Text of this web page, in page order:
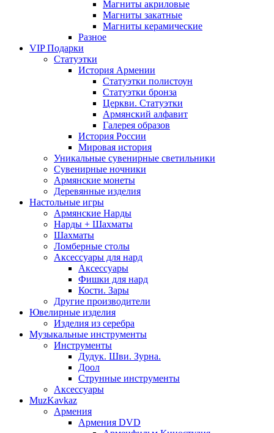
Магниты акриловые
Магниты закатные
Магниты керамические
Разное
VIP Подарки
Статуэтки
История Армении
Статуэтки полистоун
Статуэтки бронза
Церкви. Статуэтки
Армянский алфавит
Галерея образов
История России
Мировая история
Уникальные сувенирные светильники
Сувенирные ночники
Армянские монеты
Деревянные изделия
Настольные игры
Армянские Нарды
Нарды + Шахматы
Шахматы
Ломберные столы
Аксессуары для нард
Аксессуары
Фишки для нард
Кости. Зары
Другие производители
Ювелирные изделия
Изделия из серебра
Музыкальные инструменты
Инструменты
Дудук. Шви. Зурна.
Доол
Струнные инструменты
Аксессуары
MuzKavkaz
Армения
Армения DVD